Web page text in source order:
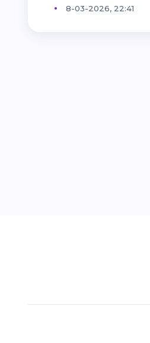
8-03-2026, 22:41